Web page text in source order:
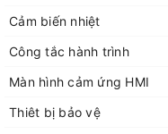
Cảm biến nhiệt
Công tắc hành trình
Màn hình cảm ứng HMI
Thiêt bị bảo vệ